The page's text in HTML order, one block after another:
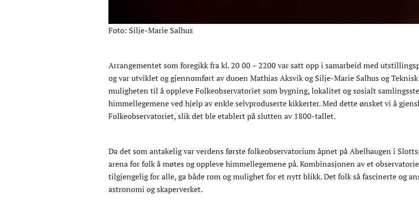
Foto: Silje-Marie Salhus
Arrangementet som foregikk fra kl. 20 00 – 2200 var satt opp i samarbeid med
og var utviklet og gjennomført av duoen Mathias Aksvik og Silje-Marie Salhus og
muligheten til å oppleve Folkeobservatoriet som bygning, lokalitet og sosialt
himmellegemene ved hjelp av enkle selvproduserte kikkerter. Med dette ønsket vi å
Folkeobservatoriet, slik det ble etablert på slutten av 1800-tallet.
Da det som antakelig var verdens første folkeobservatorium åpnet på Abelhaugen i
arena for folk å møtes og oppleve himmellegemene på. Kombinasjonen av et
tilgjengelig for alle, ga både rom og mulighet for et nytt blikk. Det folk så fascinerte og
astronomi og skaperverket.